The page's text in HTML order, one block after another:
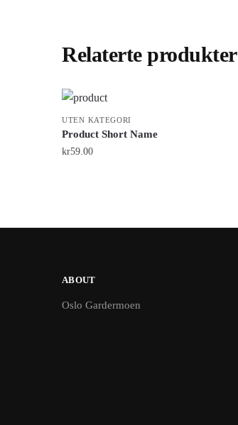
Relaterte produkter
UTEN KATEGORI
Product Short Name
kr59.00
ABOUT
Oslo Gardermoen